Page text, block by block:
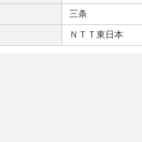
三条
ＮＴＴ東日本